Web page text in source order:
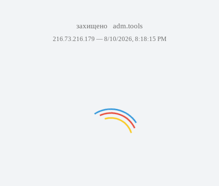
захищено adm.tools
216.73.216.179 — 8/10/2026, 8:18:15 PM